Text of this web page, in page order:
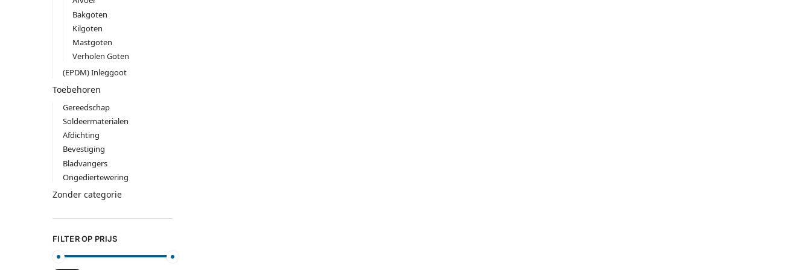
Bakgoten
Kilgoten
Mastgoten
Verholen Goten
(EPDM) Inleggoot
Toebehoren
Gereedschap
Soldeermaterialen
Afdichting
Bevestiging
Bladvangers
Ongediertewering
Zonder categorie
FILTER OP PRIJS